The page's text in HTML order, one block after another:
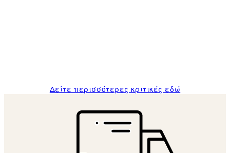
Δείτε περισσότερες κριτικές εδώ